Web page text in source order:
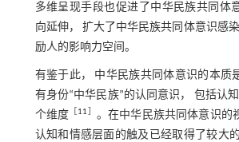
多维呈现手段也促进了中华民族共同体
向延伸， 扩大了中华民族共同体意识感
励人的影响力空间。
有鉴于此， 中华民族共同体意识的本质
有身份“中华民族”的认同意识， 包括认
个维度
11
。在中华民族共同体意识的
认知和情感层面的触及已经取得了较大